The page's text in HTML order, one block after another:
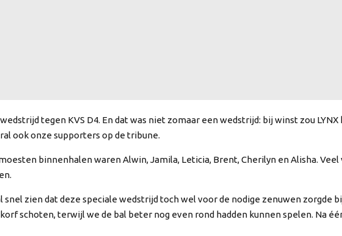
tegen KVS D4. En dat was niet zomaar een wedstrijd: bij winst zou
ook onze supporters op de tribune.
binnenhalen waren Alwin, Jamila, Leticia, Brent, Cherilyn en Alisha.
snel zien dat deze speciale wedstrijd toch wel voor de nodige zenuwen zorgde
schoten, terwijl we de bal beter nog even rond hadden kunnen spelen. Na